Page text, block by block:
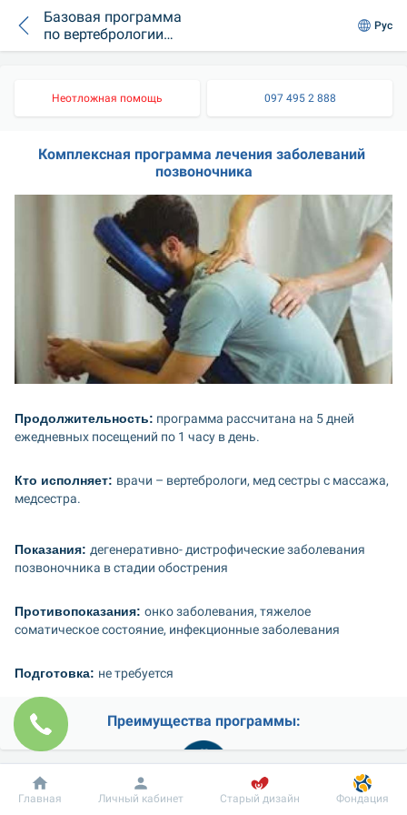
Базовая программа
по вертебрологии
«Мезо»
Рус
Неотложная помощь 097 495 2 888
Комплексная программа лечения заболеваний
позвоночника
Продолжительность: программа рассчитана на 5 дней
ежедневных посещений по 1 часу в день.
Кто исполняет: врачи – вертебрологи, мед сестры с массажа,
медсестра.
Показания: дегенеративно- дистрофические заболевания
позвоночника в стадии обострения
Противопоказания: онко заболевания, тяжелое
соматическое состояние, инфекционные заболевания
Подготовка: не требуется
Преимущества программы:
Высокая квалификация
Добробут Информация Пациенту
Главная Личный кабинет Старый дизайн Фондация